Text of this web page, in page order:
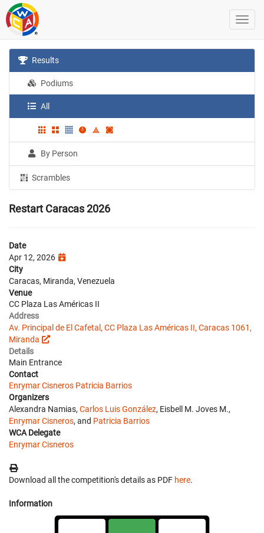
Results
Podiums
All
By Person
Scrambles
Restart Caracas 2026
Date
Apr 12, 2026
City
Caracas, Miranda, Venezuela
Venue
CC Plaza Las Américas II
Address
Av. Principal de El Cafetal, CC Plaza Las Américas II, Caracas 1061,
Miranda
Details
Main Entrance
Contact
Enrymar Cisneros Patricia Barrios
Organizers
Alexandra Namias, Carlos Luis González, Eisbell M. Joves M.,
Enrymar Cisneros, and Patricia Barrios
WCA Delegate
Enrymar Cisneros
Download all the competition's details as PDF here.
Information